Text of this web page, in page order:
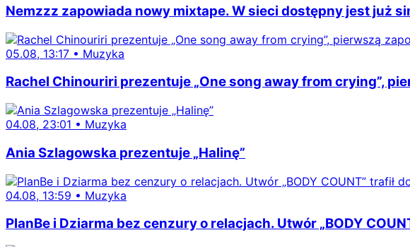
Nemzzz zapowiada nowy mixtape. W sieci dostępny jest już
05.08, 13:17 • Muzyka
Rachel Chinouriri prezentuje „One song away from crying”,
04.08, 23:01 • Muzyka
Ania Szlagowska prezentuje „Halinę”
04.08, 13:59 • Muzyka
PlanBe i Dziarma bez cenzury o relacjach. Utwór „BODY